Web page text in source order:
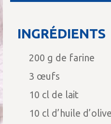
INGRÉDIENTS
200 g de farine
3 œufs
10 cl de lait
10 cl d’huile d’olive